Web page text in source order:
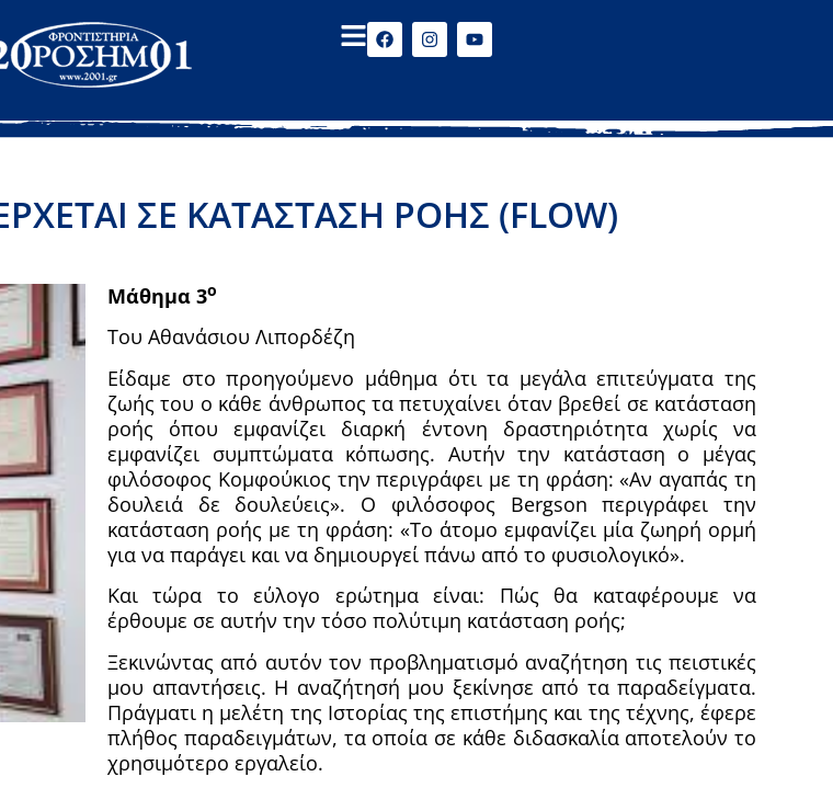
ΣΕ ΚΑΤΑΣΤΑΣΗ ΡΟΗΣ (FLOW)
Μάθημα 3ο
Του Αθανάσιου Λιπορδέζη
Είδαμε στο προηγούμενο μάθημα ότι τα μεγάλα επιτεύγματα της
ζωής του ο κάθε άνθρωπος τα πετυχαίνει όταν βρεθεί σε κατάσταση
ροής όπου εμφανίζει διαρκή έντονη δραστηριότητα χωρίς να
εμφανίζει συμπτώματα κόπωσης. Αυτήν την κατάσταση ο μέγας
φιλόσοφος Κομφούκιος την περιγράφει με τη φράση: «Αν αγαπάς τη
δουλειά δε δουλεύεις». Ο φιλόσοφος Bergson περιγράφει την
κατάσταση ροής με τη φράση: «Το άτομο εμφανίζει μία ζωηρή ορμή
για να παράγει και να δημιουργεί πάνω από το φυσιολογικό».
Και τώρα το εύλογο ερώτημα είναι: Πώς θα καταφέρουμε να
έρθουμε σε αυτήν την τόσο πολύτιμη κατάσταση ροής;
Ξεκινώντας από αυτόν τον προβληματισμό αναζήτηση τις πειστικές
μου απαντήσεις. Η αναζήτησή μου ξεκίνησε από τα παραδείγματα.
Πράγματι η μελέτη της Ιστορίας της επιστήμης και της τέχνης, έφερε
πλήθος παραδειγμάτων, τα οποία σε κάθε διδασκαλία αποτελούν το
χρησιμότερο εργαλείο.